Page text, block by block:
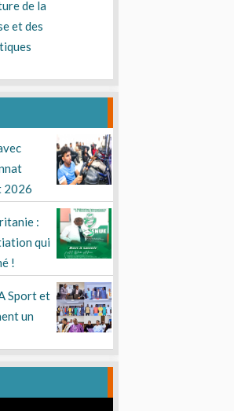
de la
et des
2026
:
qui
!
Sport et
un